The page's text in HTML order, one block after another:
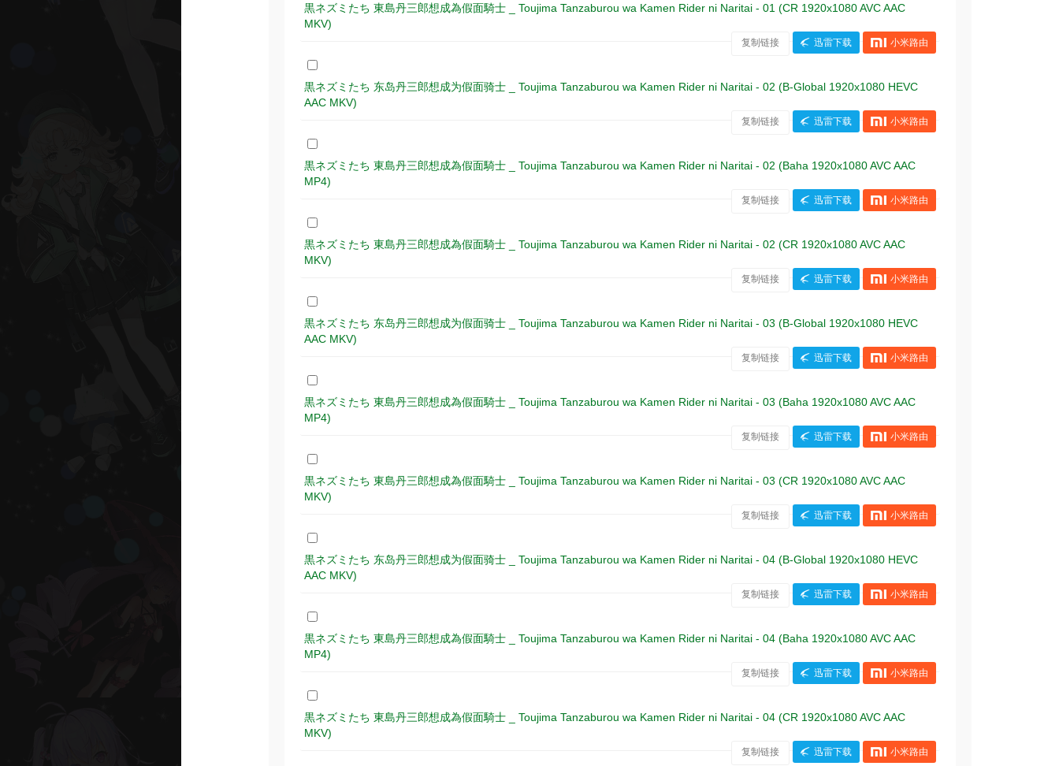
黒ネズミたち 東島丹三郎想成為假面騎士 _ Toujima Tanzaburou wa Kamen Rider ni Naritai - 01 (CR 1920x1080 AVC AAC
MKV)
复制链接 迅雷下载 小米路由
黒ネズミたち 东岛丹三郎想成为假面骑士 _ Toujima Tanzaburou wa Kamen Rider ni Naritai - 02 (B-Global 1920x1080 HEVC
AAC MKV)
复制链接 迅雷下载 小米路由
黒ネズミたち 東島丹三郎想成為假面騎士 _ Toujima Tanzaburou wa Kamen Rider ni Naritai - 02 (Baha 1920x1080 AVC AAC
MP4)
复制链接 迅雷下载 小米路由
黒ネズミたち 東島丹三郎想成為假面騎士 _ Toujima Tanzaburou wa Kamen Rider ni Naritai - 02 (CR 1920x1080 AVC AAC
MKV)
复制链接 迅雷下载 小米路由
黒ネズミたち 东岛丹三郎想成为假面骑士 _ Toujima Tanzaburou wa Kamen Rider ni Naritai - 03 (B-Global 1920x1080 HEVC
AAC MKV)
复制链接 迅雷下载 小米路由
黒ネズミたち 東島丹三郎想成為假面騎士 _ Toujima Tanzaburou wa Kamen Rider ni Naritai - 03 (Baha 1920x1080 AVC AAC
MP4)
复制链接 迅雷下载 小米路由
黒ネズミたち 東島丹三郎想成為假面騎士 _ Toujima Tanzaburou wa Kamen Rider ni Naritai - 03 (CR 1920x1080 AVC AAC
MKV)
复制链接 迅雷下载 小米路由
黒ネズミたち 东岛丹三郎想成为假面骑士 _ Toujima Tanzaburou wa Kamen Rider ni Naritai - 04 (B-Global 1920x1080 HEVC
AAC MKV)
复制链接 迅雷下载 小米路由
黒ネズミたち 東島丹三郎想成為假面騎士 _ Toujima Tanzaburou wa Kamen Rider ni Naritai - 04 (Baha 1920x1080 AVC AAC
MP4)
复制链接 迅雷下载 小米路由
黒ネズミたち 東島丹三郎想成為假面騎士 _ Toujima Tanzaburou wa Kamen Rider ni Naritai - 04 (CR 1920x1080 AVC AAC
MKV)
复制链接 迅雷下载 小米路由